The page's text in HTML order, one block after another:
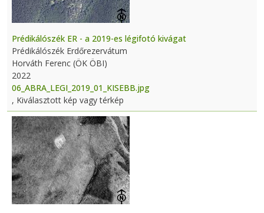
Prédikálószék ER - a 2019-es légifotó kivágat
Prédikálószék Erdőrezervátum
Horváth Ferenc (ÖK ÖBI)
2022
06_ABRA_LEGI_2019_01_KISEBB.jpg
, Kiválasztott kép vagy térkép